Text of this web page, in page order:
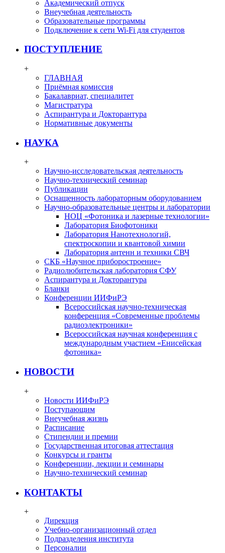
Академический отпуск
Внеучебная деятельность
Образовательные программы
Подключение к сети Wi-Fi для студентов
ПОСТУПЛЕНИЕ
+
ГЛАВНАЯ
Приёмная комиссия
Бакалавриат, специалитет
Магистратура
Аспирантура и Докторантура
Нормативные документы
НАУКА
+
Научно-исследовательская деятельность
Научно-технический семинар
Публикации
Оснащенность лабораторным оборудованием
Научно-образовательные центры и лаборатории
НОЦ «Фотоника и лазерные технологии»
Лаборатория Биофотоники
Лаборатория Нанотехнологий,
спектроскопии и квантовой химии
Лаборатория антенн и техники СВЧ
СКБ «Научное приборостроение»
Радиолюбительская лаборатория СФУ
Аспирантура и Докторантура
Бланки
Конференции ИИФиРЭ
Всероссийская научно-техническая
конференция «Современные проблемы
радиоэлектроники»
Всероссийская научная конференция с
международным участием «Енисейская
фотоника»
НОВОСТИ
+
Новости ИИФиРЭ
Поступающим
Внеучебная жизнь
Расписание
Стипендии и премии
Государственная итоговая аттестация
Конкурсы и гранты
Конференции, лекции и семинары
Научно-технический семинар
КОНТАКТЫ
+
Дирекция
Учебно-организационный отдел
Подразделения института
Персоналии